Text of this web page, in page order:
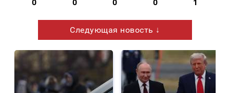
0 0 0 0 1
Следующая новость ↓